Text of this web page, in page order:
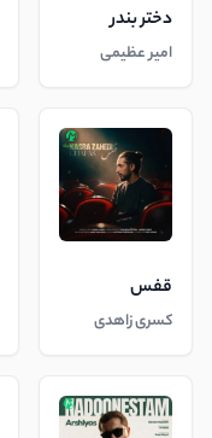
دختر بندر
امیر عظیمی
قفس
کسری زاهدی